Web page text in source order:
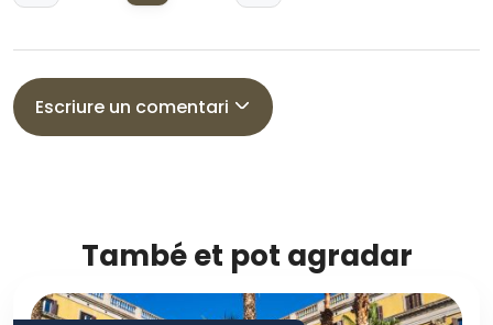
Escriure un comentari
També et pot agradar